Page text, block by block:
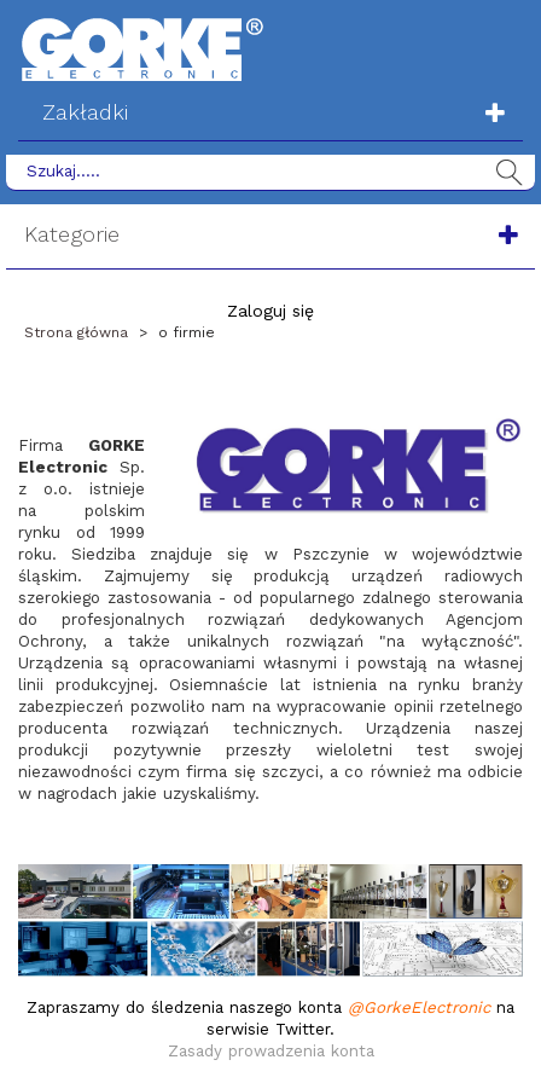
Zakładki
Kategorie
Zaloguj się
Strona główna > o firmie
Firma GORKE
Electronic Sp.
z o.o. istnieje
na polskim
rynku od 1999
roku. Siedziba znajduje się w Pszczynie w województwie
śląskim. Zajmujemy się produkcją urządzeń radiowych
szerokiego zastosowania - od popularnego zdalnego sterowania
do profesjonalnych rozwiązań dedykowanych Agencjom
Ochrony, a także unikalnych rozwiązań "na wyłączność".
Urządzenia są opracowaniami własnymi i powstają na własnej
linii produkcyjnej. Osiemnaście lat istnienia na rynku branży
zabezpieczeń pozwoliło nam na wypracowanie opinii rzetelnego
producenta rozwiązań technicznych. Urządzenia naszej
produkcji pozytywnie przeszły wieloletni test swojej
niezawodności czym firma się szczyci, a co również ma odbicie
w nagrodach jakie uzyskaliśmy.
Zapraszamy do śledzenia naszego konta @GorkeElectronicna
serwisie Twitter.
Zasady prowadzenia konta